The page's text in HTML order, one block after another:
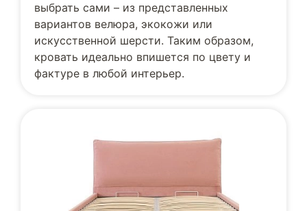
выбрать сами – из представленных
вариантов велюра, экокожи или
искусственной шерсти. Таким образом,
кровать идеально впишется по цвету и
фактуре в любой интерьер.